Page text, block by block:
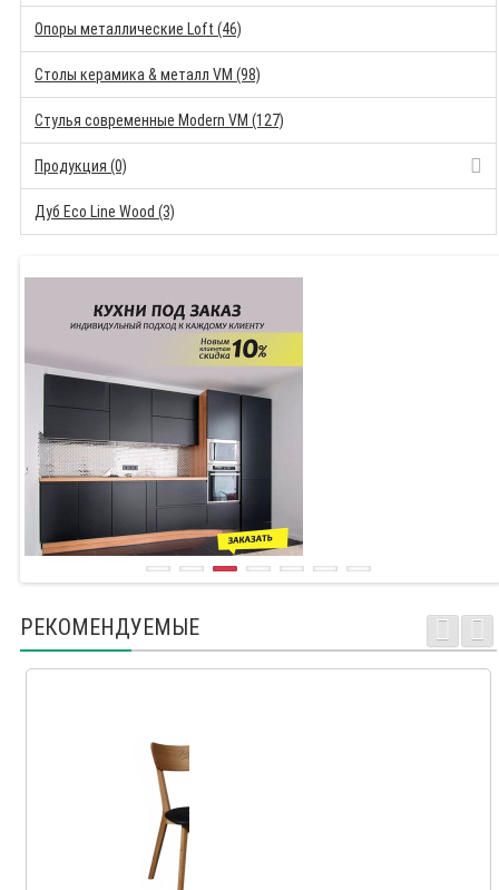
Опоры металлические Loft (46)
Столы керамика & металл VM (98)
Стулья современные Modern VM (127)
Продукция (0)
Дуб Eco Line Wood (3)
РЕКОМЕНДУЕМЫЕ